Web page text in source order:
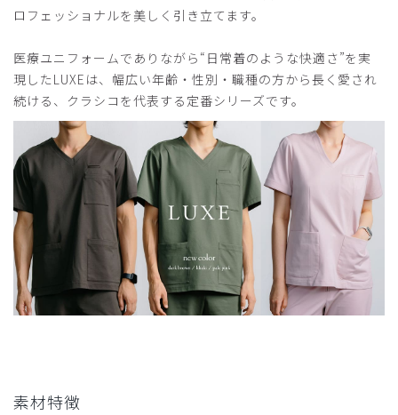
ロフェッショナルを美しく引き立てます。
医療ユニフォームでありながら“日常着のような快適さ”を実
現したLUXEは、幅広い年齢・性別・職種の方から長く愛され
続ける、クラシコを代表する定番シリーズです。
素材特徴